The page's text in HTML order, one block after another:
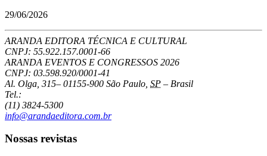
29/06/2026
ARANDA EDITORA TÉCNICA E CULTURAL
CNPJ: 55.922.157.0001-66
ARANDA EVENTOS E CONGRESSOS 2026
CNPJ: 03.598.920/0001-41
Al. Olga, 315– 01155-900 São Paulo SP – Brasil
Tel.:
(11) 3824-5300
info@arandaeditora.com.br
Nossas revistas